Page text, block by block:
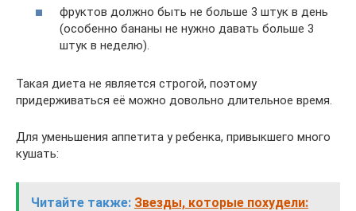
фруктов должно быть не больше 3 штук в день
(особенно бананы не нужно давать больше 3
штук в неделю).
Такая диета не является строгой, поэтому
придерживаться её можно довольно длительное время.
Для уменьшения аппетита у ребенка, привыкшего много
кушать:
Читайте также: Звезды, которые похудели: